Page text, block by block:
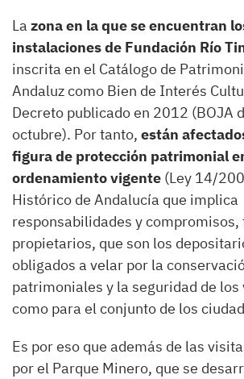
La zona en la que se encuentran
instalaciones de Fundación Río
inscrita en el Catálogo de
Andaluz como Bien de Interés
Decreto publicado en 2012 (BOJA
octubre). Por tanto, están
figura de protección patrimonial
ordenamiento vigente (Ley 14/
Histórico de Andalucía que implica
responsabilidades y compromisos,
propietarios, que son los
obligados a velar por la
patrimoniales y la seguridad de
como para el conjunto de los
Es por eso que además de las
por el Parque Minero, que se